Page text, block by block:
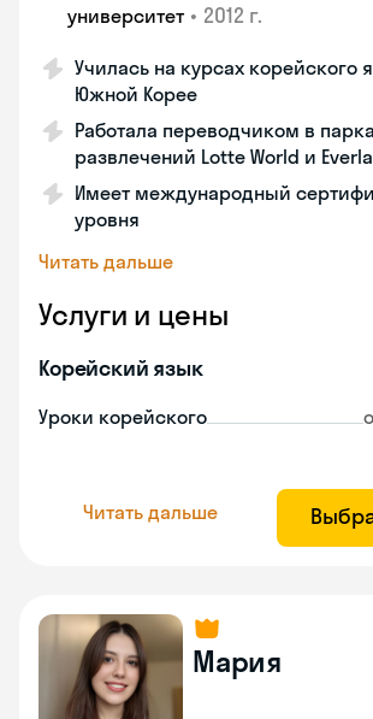
университет • 2012 г.
Училась на курсах корейского
Южной Корее
Работала переводчиком в
развлечений Lotte World и
Имеет международный
уровня
Читать дальше
Услуги и цены
Корейский язык
Уроки корейского
Читать дальше
Мария